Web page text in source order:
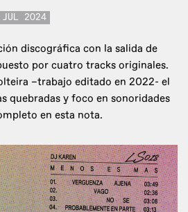
JUL 2024
discográfica con la salida de
por cuatro tracks originales.
–trabajo editado en 2022- el
quebradas y foco en sonoridades
en esta nota.